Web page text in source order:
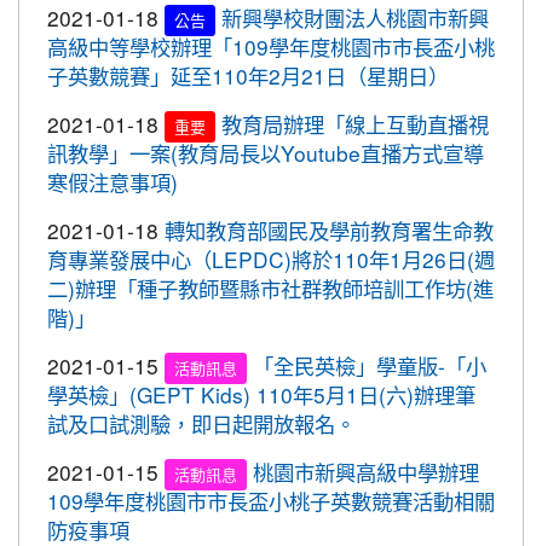
2020-09-08
重要
車子在走，駕照要有。 交通部及
桃園市政府關心您！
2020-09-08
重要
停一下海闊天空，讓一下保百年
身。 交通部及桃園市政府關心您！
2020-09-08 重要
清晨夜晚穿亮衣，運動散步才放
心。 交通部與桃園市政府關心您！
2020-10-21 賀!
恭喜本校六年六班花逸珊同學參加
「桃園市109學年度學生美術比賽」獲得繪畫類第三
名! 四年四班黃品憲同學獲得繪畫類佳作!
2020-10-05
賀!
本校學生參加109年新竹縣運動i台
灣社區羽球聯誼賽成績優異
2020-09-10
市長盃滑輪溜冰錦標賽暨109年全民運動會代表隊選
拔賽成績優異
2020-09-04 賀!
本校學生參加2020YONEX一線入
魂全國國小羽球分齡賽成績優異
2020-07-15
賀!
本校學生參加2020年第六屆新北市
寶獅萊夏季理事長盃溜冰錦標賽成績優異
2020-07-08
本校學生參加109年桃園市運動會
市長盃溜冰錦標賽成績優異
2020-03-11 賀!
109年校內美術比賽 得獎名單
2021-01-18
公告
新興學校財團法人桃園市新興
高級中等學校辦理「109學年度桃園市市長盃小桃
子英數競賽」延至110年2月21日（星期日）
2021-01-18
重要
教育局辦理「線上互動直播視
訊教學」一案(教育局長以Youtube直播方式宣導
寒假注意事項)
2021-01-18 轉知教育部國民及學前教育署生命教
育專業發展中心（LEPDC)將於110年1月26日(週
二)辦理「種子教師暨縣市社群教師培訓工作坊(進
階)」
2021-01-15
活動訊息
「全民英檢」學童版-「小
學英檢」(GEPT Kids) 110年5月1日(六)辦理筆
試及口試測驗，即日起開放報名。
2021-01-15
活動訊息
桃園市新興高級中學辦理
109學年度桃園市市長盃小桃子英數競賽活動相關
防疫事項